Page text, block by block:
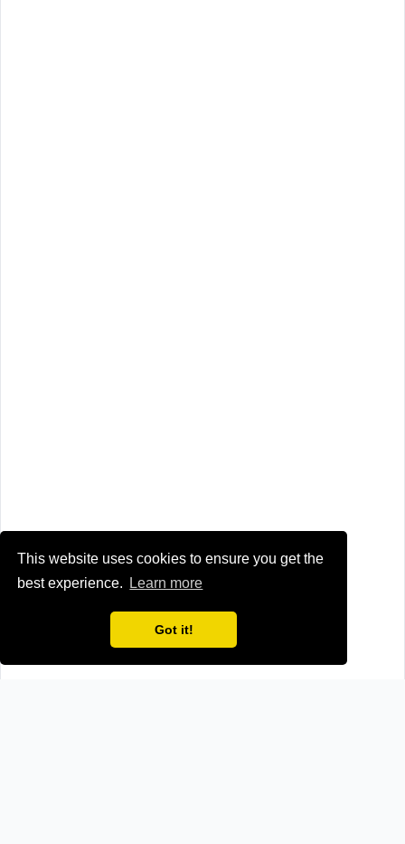
This website uses cookies to ensure you get the
best experience.
Learn more
Got it!